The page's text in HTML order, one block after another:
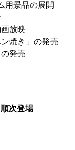
用景品の展開
放映
焼き」の発売
の発売
次登場